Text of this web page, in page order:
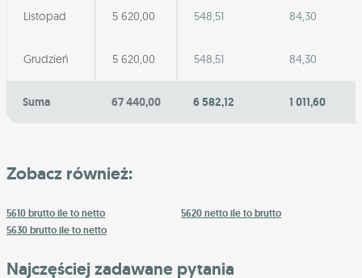
Listopad 5 620,00 548,51 84,30
Grudzień 5 620,00 548,51 84,30
Suma 67 440,00 6 582,12 1 011,60
Zobacz również:
5610 brutto ile to netto
5620 netto ile to brutto
5630 brutto ile to netto
Najczęściej zadawane pytania